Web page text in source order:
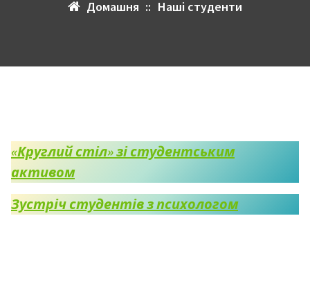
Домашня :: Наші студенти
«Круглий стіл» зі студентським
активом
Зустріч студентів з психологом